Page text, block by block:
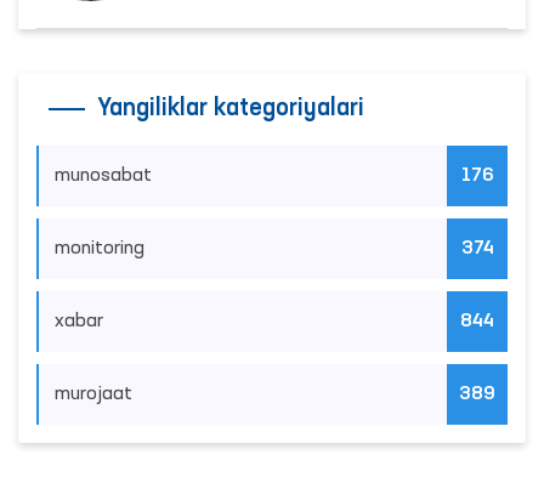
Yangiliklar kategoriyalari
munosabat 176
monitoring 374
xabar 844
murojaat 389